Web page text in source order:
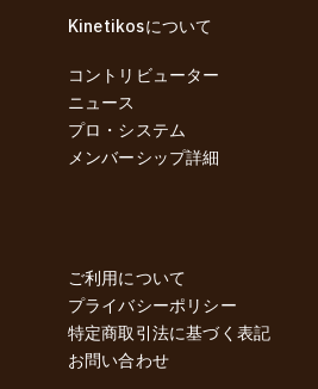
Kinetikosについて
コントリビューター
ニュース
プロ・システム
メンバーシップ詳細
ご利用について
プライバシーポリシー
特定商取引法に基づく表記
お問い合わせ